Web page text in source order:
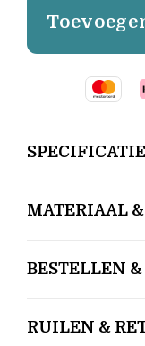
MATERIAAL
BESTELLEN
RUILEN &